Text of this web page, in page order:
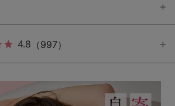
4.8 （997）